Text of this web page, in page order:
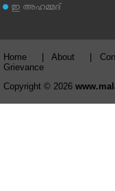
ഇ അഹമ്മദ്‌
Home About
Grievance
Copyright © 2026